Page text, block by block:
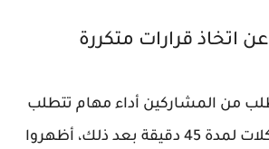
عن اتخاذ قرارات متكررة
من المشاركين أداء مهام تتطلب
تخطيط وحل مشكلات لمدة 45 دقيقة بعد ذلك، أظهروا